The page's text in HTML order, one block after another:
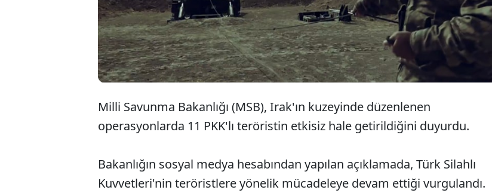
Milli Savunma Bakanlığı (MSB), Irak'ın kuzeyinde düzenlenen
operasyonlarda 11 PKK'lı teröristin etkisiz hale getirildiğini duyurdu.
Bakanlığın sosyal medya hesabından yapılan açıklamada, Türk Silahlı
Kuvvetleri'nin teröristlere yönelik mücadeleye devam ettiği vurgulandı.